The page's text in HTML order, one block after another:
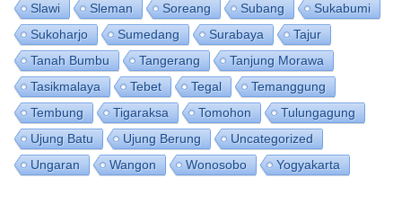
Slawi
Sleman Soreang Subang
Sukabumi
Sukoharjo
Sumedang Surabaya
Tajur
Tanah Bumbu
Tangerang
Tanjung Morawa
Tasikmalaya
Tebet Tegal
Temanggung
Tembung
Tigaraksa Tomohon
Tulungagung
Ujung Batu
Ujung Berung
Uncategorized
Ungaran
Wangon Wonosobo Yogyakarta